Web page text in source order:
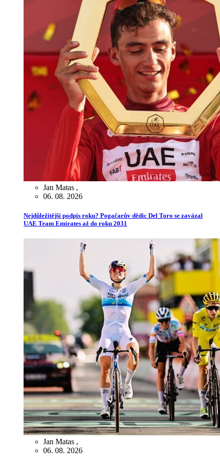
Jan Matas ,
06. 08. 2026
Nejdůležitější podpis roku? Pogačarův dědic Del Toro se zavázal
UAE Team Emirates až do roku 2031
Jan Matas ,
06. 08. 2026